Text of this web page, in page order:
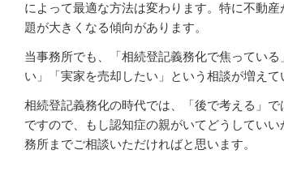
によって最適な方法は変わります。特に不動
題が大きくなる傾向があります。
当事務所でも、「相続登記義務化で焦ってい
い」「実家を売却したい」という相談が増えて
相続登記義務化の時代では、「後で考える」
ですので、もし認知症の親がいてどうしてい
務所までご相談いただければと思います。